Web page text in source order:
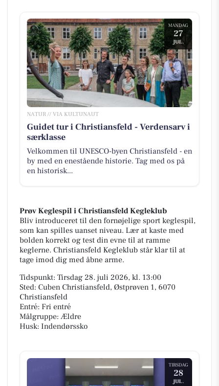
MANDAG
27
JUL.
NATUR // VIA KULTUNAUT
Guidet tur i Christiansfeld - Verdensarv i
særklasse
Velkommen til UNESCO-byen Christiansfeld - en
by med en enestående historie. Tag med os på
en historisk...
Prøv Keglespil i Christiansfeld Kegleklub
Bliv introduceret til den fornøjelige sport keglespil,
som kan spilles uanset niveau. Lær at kaste med
bolden korrekt og test din evne til at ramme
keglerne. Christiansfeld Kegleklub står klar til at
tage imod dig med åbne arme.
Tidspunkt: Tirsdag 28. juli 2026, kl. 13:00
Sted: Cuben Christiansfeld, Østprøven 1, 6070
Christiansfeld
Entré: Fri entré
Målgruppe: Ældre
Husk: Indendørssko
TIRSDAG
28
JUL.